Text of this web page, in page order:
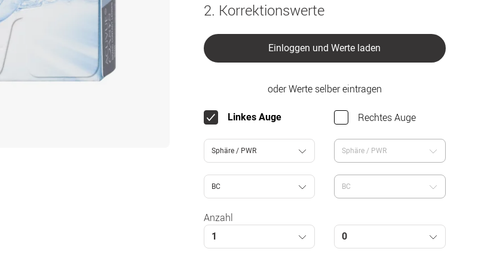
2. Korrektionswerte
Einloggen und Werte laden
oder Werte selber eintragen
Linkes Auge Rechtes Auge
Sphäre / PWR Sphäre / PWR
BC BC
Anzahl
1 0